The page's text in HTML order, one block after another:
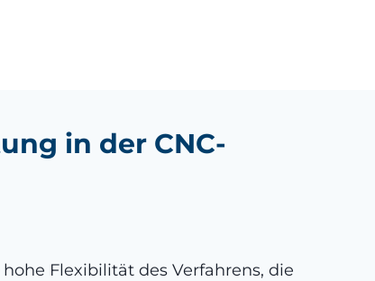
in der CNC-
Flexibilität des Verfahrens, die